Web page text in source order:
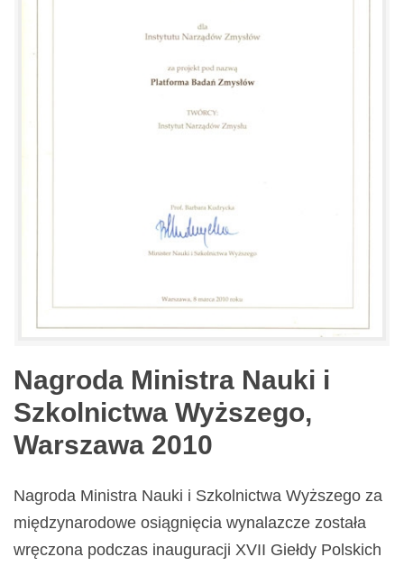
Nagroda Ministra Nauki i
Szkolnictwa Wyższego,
Warszawa 2010
Nagroda Ministra Nauki i Szkolnictwa Wyższego za
międzynarodowe osiągnięcia wynalazcze została
wręczona podczas inauguracji XVII Giełdy Polskich